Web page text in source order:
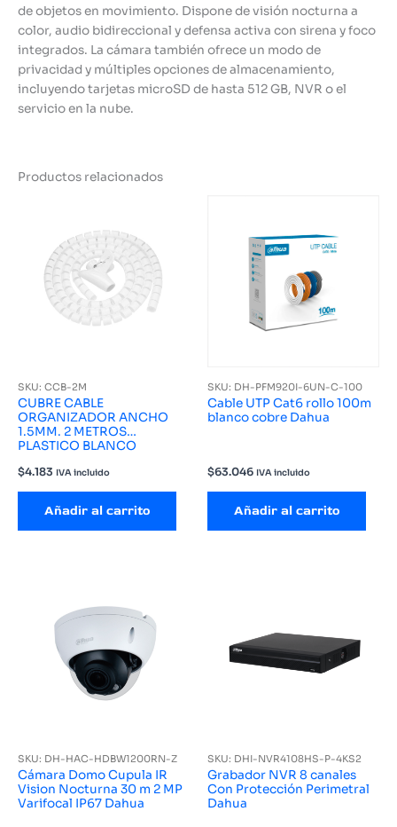
de objetos en movimiento. Dispone de visión nocturna a
color, audio bidireccional y defensa activa con sirena y foco
integrados. La cámara también ofrece un modo de
privacidad y múltiples opciones de almacenamiento,
incluyendo tarjetas microSD de hasta 512 GB, NVR o el
servicio en la nube.
Productos relacionados
SKU: CCB-2M
CUBRE CABLE
ORGANIZADOR ANCHO
1.5MM. 2 METROS
PLASTICO BLANCO
$4.183 IVA incluido
Añadir al carrito
SKU: DH-PFM920I-6UN-C-100
Cable UTP Cat6 rollo 100m
blanco cobre Dahua
$63.046 IVA incluido
Añadir al carrito
SKU: DH-HAC-HDBW1200RN-Z
Cámara Domo Cupula IR
Vision Nocturna 30 m 2 MP
Varifocal IP67 Dahua
SKU: DHI-NVR4108HS-P-4KS2
Grabador NVR 8 canales
Con Protección Perimetral
Dahua